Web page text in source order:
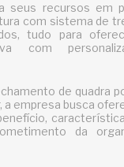
seus recursos em
com sistema de
tudo para
com
de quadra
a empresa busca
da